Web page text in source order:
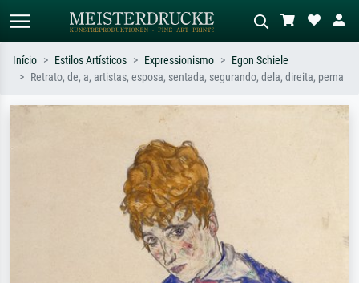
Pesquise por artista, título ou estilo –
impressionismo, onda de Hokusai, nu.
a óleo escura, nu em pé ao lado de
Início Estilos Artísticos Expressionismo
Egon Schiele
Retrato, de, a, artistas, esposa, sentada, segurando, dela, direita, perna